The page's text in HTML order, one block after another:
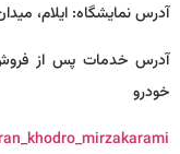
آدرس نمایشگاه: ایلام،
آدرس خدمات پس از فروش:
خودرو